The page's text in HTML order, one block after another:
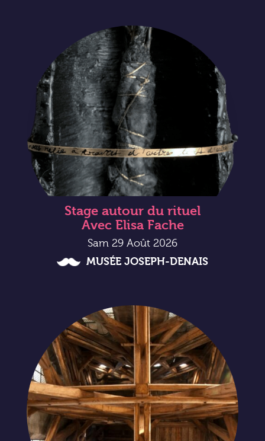
Stage autour du rituel
Avec Elisa Fache
Sam 29 Août 2026
MUSÉE JOSEPH-DENAIS